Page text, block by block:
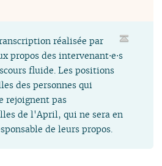
réalisée par
propos des intervenant⋅e⋅s
fluide. Les positions
des personnes qui
rejoignent pas
de l'April, qui ne sera en
de leurs propos.